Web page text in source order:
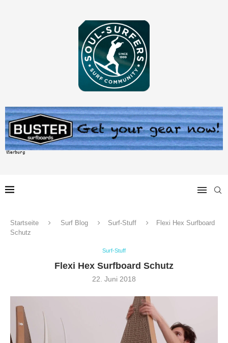
Startseite Surf Blog Surf-Stuff
Flexi Hex Surfboard
Schutz
Surf-Stuff
Flexi Hex Surfboard Schutz
22. Juni 2018